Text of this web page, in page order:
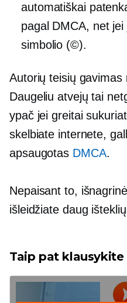
automatiškai
pagal DMCA, net
simbolio (©).
Autorių teisių gavimas
Daugeliu atvejų tai
ypač jei greitai
skelbiate internete,
apsaugotas DMCA.
Nepaisant to,
išleidžiate daug
Taip pat klausykite